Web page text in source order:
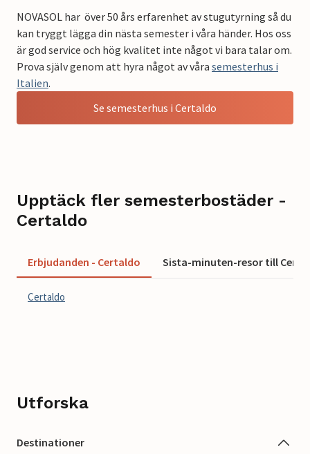
NOVASOL har över 50 års erfarenhet av stugutyrning så du
kan tryggt lägga din nästa semester i våra händer. Hos oss
är god service och hög kvalitet inte något vi bara talar om.
Prova själv genom att hyra något av våra semesterhus i
Italien.
Se semesterhus i Certaldo
Upptäck fler semesterbostäder -
Certaldo
Erbjudanden - Certaldo Sista-minuten-resor till
Certaldo
Utforska
Destinationer